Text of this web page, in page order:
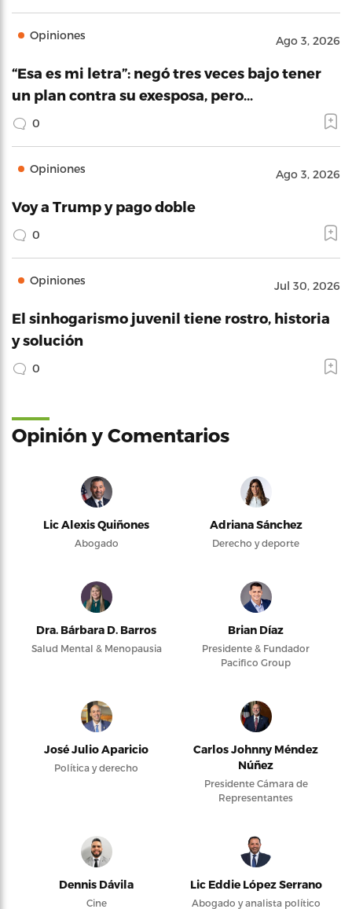
Opiniones Ago 3, 2026
“Esa es mi letra”: negó tres veces bajo tener
un plan contra su exesposa, pero…
0
Opiniones Ago 3, 2026
Voy a Trump y pago doble
0
Opiniones Jul 30, 2026
El sinhogarismo juvenil tiene rostro, historia
y solución
0
Opinión y Comentarios
Lic Alexis Quiñones
Abogado
Adriana Sánchez
Derecho y deporte
Dra. Bárbara D. Barros
Salud Mental & Menopausia
Brian Díaz
Presidente & Fundador
Pacifico Group
José Julio Aparicio
Política y derecho
Carlos Johnny Méndez
Núñez
Presidente Cámara de
Representantes
Dennis Dávila
Cine
Lic Eddie López Serrano
Abogado y analista político